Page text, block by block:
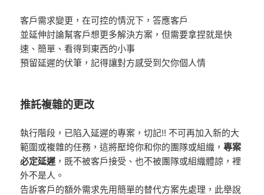
客戶需求變更，在可控的情況下，答應客戶
並延伸討論幫客戶想更多解決方案，但需要拿捏就是快
速、簡單、看得到東西的小事
預留延遲的伏筆，記得讓對方感受到欠你個人情
推託複雜的更改
執行階段，已陷入延遲的專案，切記!! 不可再加入新的大
範圍或複雜的任務，這將壓垮你和你的團隊或組織，專案
必定延遲 ，既不被客戶接受、也不被團隊或組織體諒，裡
外不是人。
告訴客戶的額外需求先用簡單的替代方案先處理，此舉說